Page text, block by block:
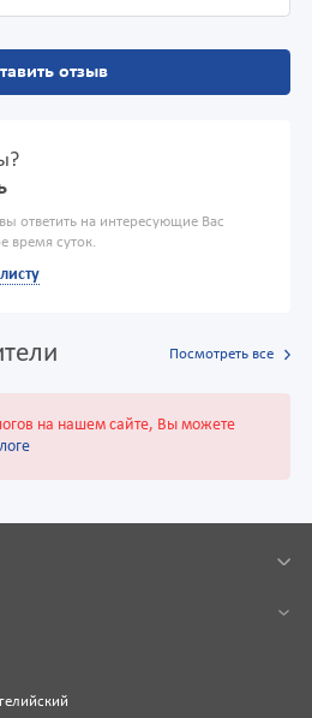
отзыв
ответить на интересующие Вас
время суток.
Посмотреть все
на нашем сайте, Вы можете